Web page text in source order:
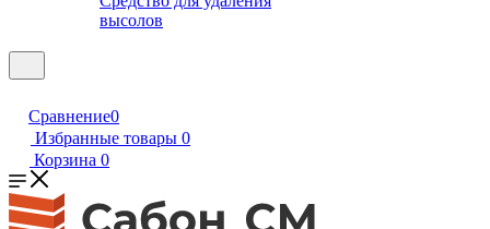
высолов
Сравнение0
Избранные товары 0
Корзина 0